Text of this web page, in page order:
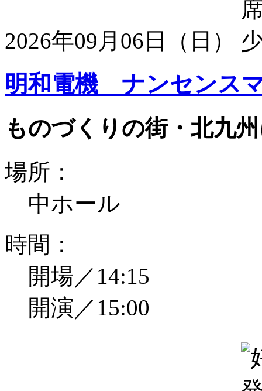
2026年09月06日（日）
明和電機 ナンセンス
ものづくりの街・北九
場所：
中ホール
時間：
開場／14:15
開演／15:00